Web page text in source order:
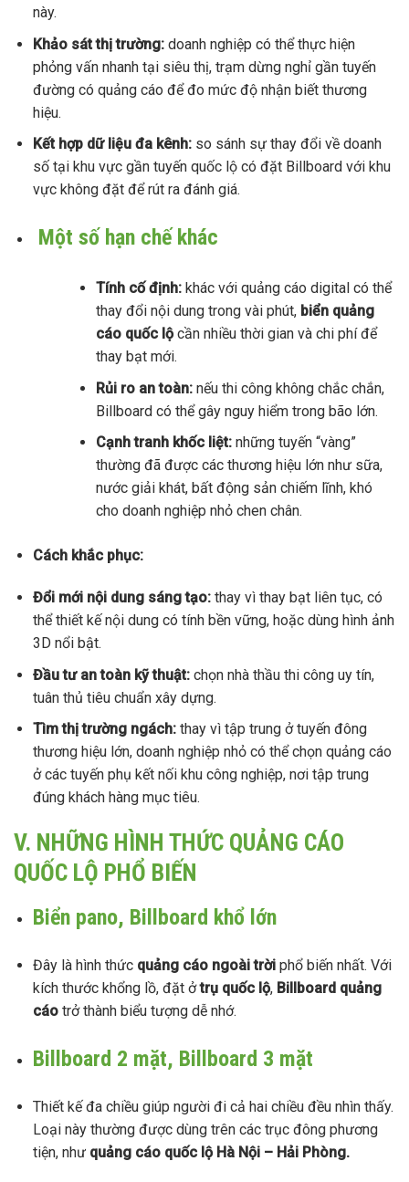
này.
Khảo sát thị trường:doanh nghiệp có thể thực hiện
phỏng vấn nhanh tại siêu thị, trạm dừng nghỉ gần tuyến
đường có quảng cáo để đo mức độ nhận biết thương
hiệu.
Kết hợp dữ liệu đa kênh:so sánh sự thay đổi về doanh
số tại khu vực gần tuyến quốc lộ có đặt Billboard với khu
vực không đặt để rút ra đánh giá.
Một số hạn chế khác
Tính cố định:khác với quảng cáo digital có thể
thay đổi nội dung trong vài phút, biển quảng
cáo quốc lộcần nhiều thời gian và chi phí để
thay bạt mới.
Rủi ro an toàn:nếu thi công không chắc chắn,
Billboard có thể gây nguy hiểm trong bão lớn.
Cạnh tranh khốc liệt:những tuyến “vàng”
thường đã được các thương hiệu lớn như sữa,
nước giải khát, bất động sản chiếm lĩnh, khó
cho doanh nghiệp nhỏ chen chân.
Cách khắc phục:
Đổi mới nội dung sáng tạo:thay vì thay bạt liên tục, có
thể thiết kế nội dung có tính bền vững, hoặc dùng hình ảnh
3D nổi bật.
Đầu tư an toàn kỹ thuật:chọn nhà thầu thi công uy tín,
tuân thủ tiêu chuẩn xây dựng.
Tìm thị trường ngách:thay vì tập trung ở tuyến đông
thương hiệu lớn, doanh nghiệp nhỏ có thể chọn quảng cáo
ở các tuyến phụ kết nối khu công nghiệp, nơi tập trung
đúng khách hàng mục tiêu.
V. NHỮNG HÌNH THỨC QUẢNG CÁO
QUỐC LỘ PHỔ BIẾN
Biển pano, Billboard khổ lớn
Đây là hình thức quảng cáo ngoài trờiphổ biến nhất. Với
kích thước khổng lồ, đặt ởtrụ quốc lộ, Billboard quảng
cáotrở thành biểu tượng dễ nhớ.
Billboard 2 mặt, Billboard 3 mặt
Thiết kế đa chiều giúp người đi cả hai chiều đều nhìn thấy.
Loại này thường được dùng trên các trục đông phương
tiện, như quảng cáo quốc lộ Hà Nội – Hải Phòng.